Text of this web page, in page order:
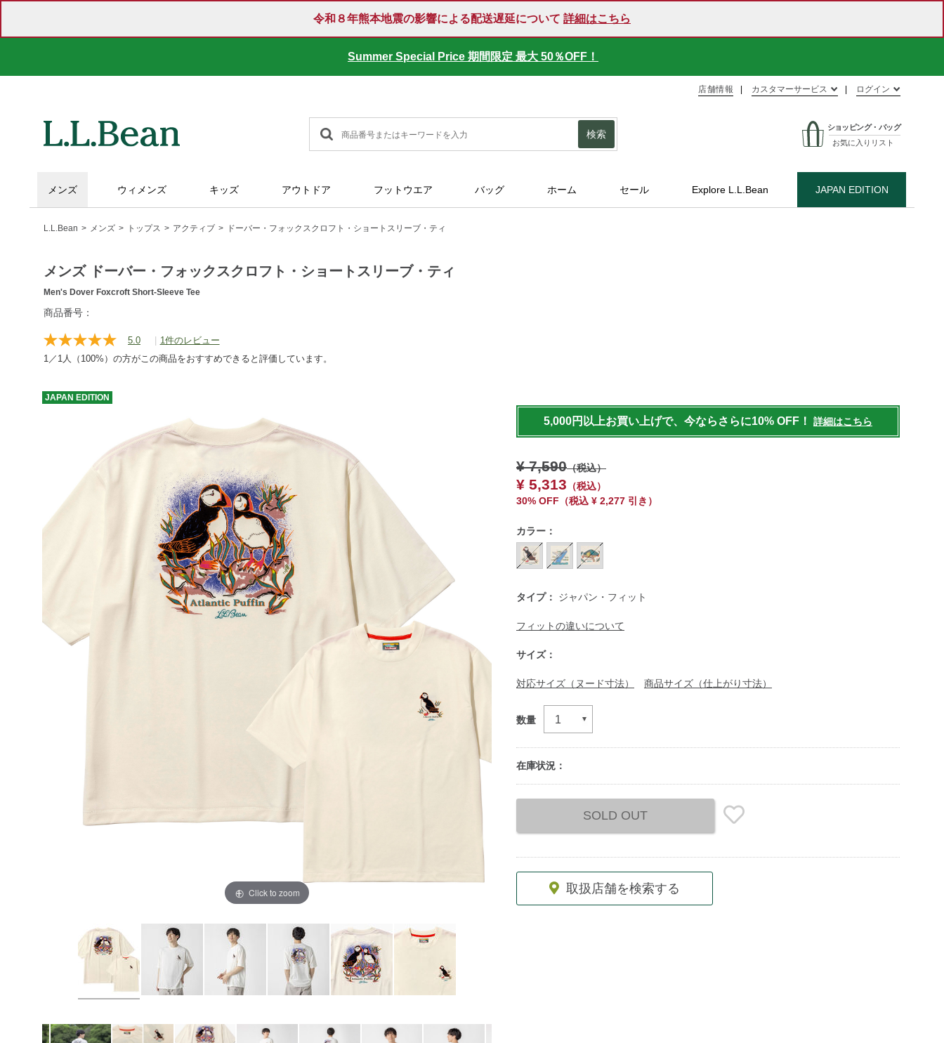
令和８年熊本地震の影響による配送遅延について 詳細はこちら
Summer Special Price 期間限定 最大 50％OFF！
店舗情報 カスタマーサービス ログイン
検索
ショッピング・バッグ
お気に入りリスト
メンズ ウィメンズ キッズ アウトドア フットウエア バッグ ホーム セール Explore L.L.Bean JAPAN EDITION
L.L.Bean メンズ トップス アクティブ ドーバー・フォックスクロフト・ショートスリーブ・ティ
メンズ ドーバー・フォックスクロフト・ショートスリーブ・ティ
Men's Dover Foxcroft Short-Sleeve Tee
https://www.llbean.co.jp/mens/tops/tshirts-
商品番号：
5.0
レ
ビ
同
じ
ペ
の
リ
ン
ク。
| 1件のレビュー
1／1人（100%）の方がこの商品をおすすめできると評価しています。
Click to zoom
JAPAN EDITION
5,000円以上お買い上げで、今ならさらに10% OFF！ 詳細はこちら
¥ 7,590（税込）
¥ 5,313 （税込）
30% OFF （税込 ¥ 2,277 引き）
カラー：
タイプ： ジャパン・フィット
フィットの違いについて
サイズ：
対応サイズ（ヌード寸法） 商品サイズ（仕上がり寸法）
数量
在庫状況：
options
SOLD OUT
取扱店舗を検索する